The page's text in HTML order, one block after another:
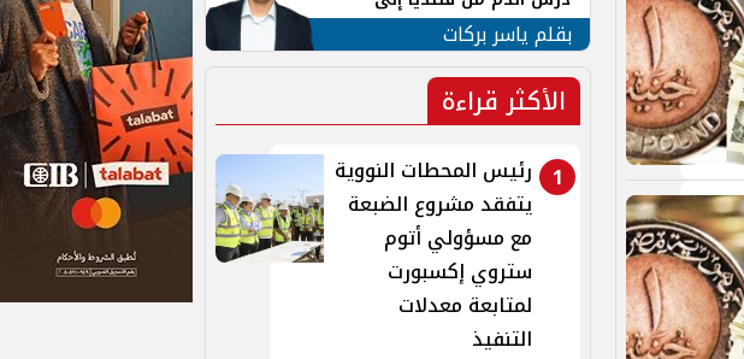
جنوب لبنان
بقلم ياسر بركات
الأكثر قراءة
1
رئيس المحطات النووية
يتفقد مشروع الضبعة
مع مسؤولي أتوم
ستروي إكسبورت
لمتابعة معدلات
التنفيذ